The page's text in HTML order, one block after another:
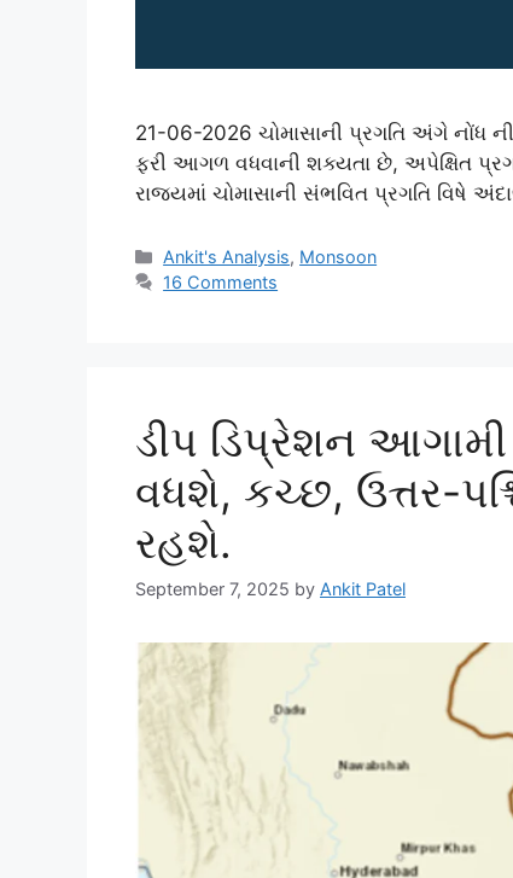
21-06-2026 ચોમાસાની પ્રગતિ અંગે નોંધ
ફરી આગળ વધવાની શક્યતા છે, અપેક્ષિત
રાજ્યમાં ચોમાસાની સંભવિત પ્રગતિ વિષે
Categories
Ankit's Analysis, Monsoon
16 Comments
ડીપ ડિપ્રેશન આગામી
વધશે, કચ્છ, ઉત્તર-
રહશે.
September 7, 2025 by Ankit Patel